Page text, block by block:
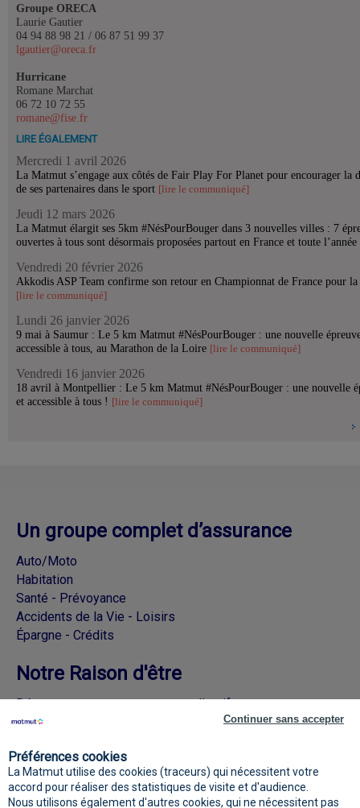
Groupe ORECA
Laurie Gautier
04 94 88 98 21 / 06 87 51 99 37
lgautier@oreca.fr
Hurricane
Romane Marchat
06 72 10 72 55
romane@fise.fr
LIRE ÉGALEMENT
Mercredi 1 avril 2026
La Matmut s’engage aux côtés de Fair Play For Planet pour encourager la
de ses partenaires dans le sport [lire le communiqué]
Jeudi 12 mars 2026
La Matmut élargit ses 5km #NésPourBouger dans 3 nouvelles villes : 7
ouvertes à tous sont désormais proposées partout en France et toute l’année
Vendredi 20 février 2026
Akkodis ASP Team confirme son retour en Championnat de France pour la
[lire le communiqué]
Lundi 26 janvier 2026
9 mai à Saumur : Le 5 km Matmut #NésPourBouger : une nouvelle
accessible à tous, au Marathon de la Loire [lire le communiqué]
Vendredi 16 janvier 2026
18 avril à Montpellier : Le 5 km Matmut #NésPourBouger : une nouvelle
et accessible à tous ! [lire le communiqué]
Un groupe complet d’assurance
Auto/Moto
Habitation
Santé - Prévoyance
Accidents de la Vie - Loisirs
Épargne - Crédits
Notre Raison d'être
Découvrez nos engagements collectifs
sociaux
Préférences cookies
La Matmut utilise des cookies (traceurs) qui nécessitent votre
accord pour réaliser des statistiques de visite et d'audience.
Nous utilisons également d'autres cookies, qui ne nécessitent pas
Continuer sans accepter